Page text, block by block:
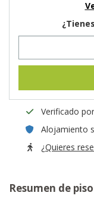
Verificado
Alojamiento
¿Quieres
Resumen de piso